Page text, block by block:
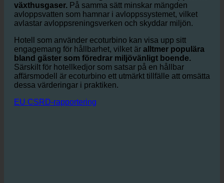
AvGenom att minska varmvattenanvändningen
förbrukas mindre energi,somminskar utsläppen av
växthusgaser.
På samma sätt minskar mängden
avloppsvatten som hamnar i avloppssystemet, vilket
avlastar avloppsreningsverken och skyddar miljön.
Hotell som använder ecoturbino kan visa upp sitt
engagemang för hållbarhet, vilket äralltmer populära
bland gäster som föredrar miljövänligt boende.
Särskilt för hotellkedjor som satsar på en hållbar
affärsmodell är ecoturbino ett utmärkt tillfälle att omsätta